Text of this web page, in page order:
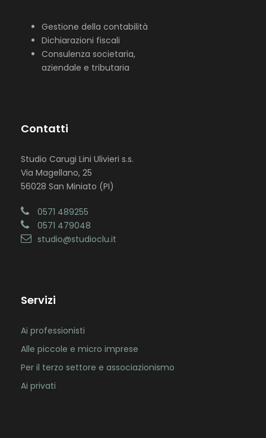
Gestione della contabilità
Dichiarazioni fiscali
Consulenza societaria,
aziendale e tributaria
Contatti
Studio Carugi Lini Ulivieri s.s.
Via Magellano, 25
56028 San Miniato (PI)
0571 489255
0571 479048
studio@studioclu.it
Servizi
Ai professionisti
Alle piccole e micro imprese
Per il terzo settore e associazionismo
Ai privati